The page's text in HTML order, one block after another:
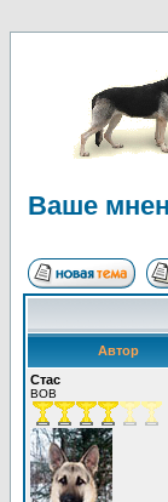
Ваше
Автор
Стас
BOB